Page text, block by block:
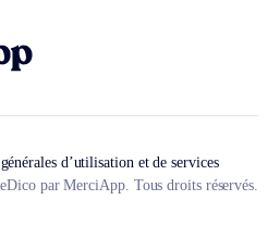
d’utilisation et de services
par MerciApp. Tous droits réservés.